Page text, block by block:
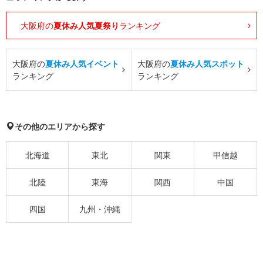
大阪府の夏休み人気夏祭り ランキング
大阪府の夏休み人気イベント
ランキング
大阪府の夏休み人気スポット
ランキング
その他のエリアから探す
北海道 東北 関東 甲信越
北陸 東海 関西 中国
四国 九州・沖縄